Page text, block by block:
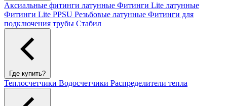
Аксиальные фитинги латунные Фитинги Lite латунные
Фитинги Lite PPSU Резьбовые латунные Фитинги для
подключения трубы Стабил
Где купить?
Теплосчетчики Водосчетчики Распределители тепла